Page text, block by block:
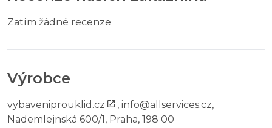
Zatím žádné recenze
Výrobce
vybaveniprouklid.cz , info@allservices.cz,
Nademlejnská 600/1, Praha, 198 00